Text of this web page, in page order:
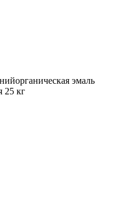
эмаль
25 кг